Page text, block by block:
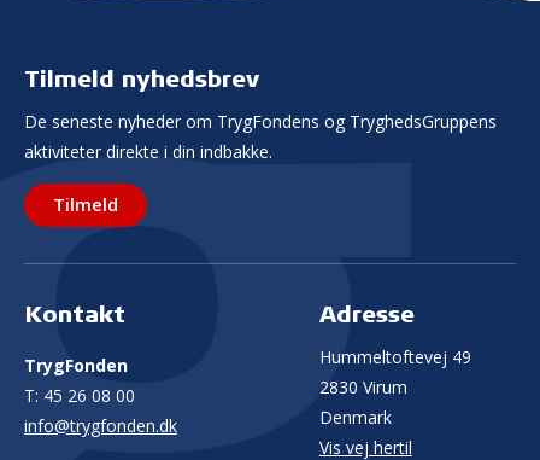
Tilmeld nyhedsbrev
De seneste nyheder om TrygFondens og TryghedsGruppens
aktiviteter direkte i din indbakke.
Tilmeld
Kontakt
TrygFonden
T: 45 26 08 00
info@trygfonden.dk
Adresse
Hummeltoftevej 49
2830 Virum
Denmark
Vis vej hertil